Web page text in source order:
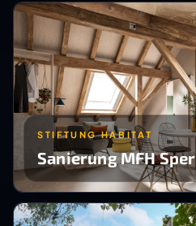
STIFTUNG HABITAT
Sanierung MFH